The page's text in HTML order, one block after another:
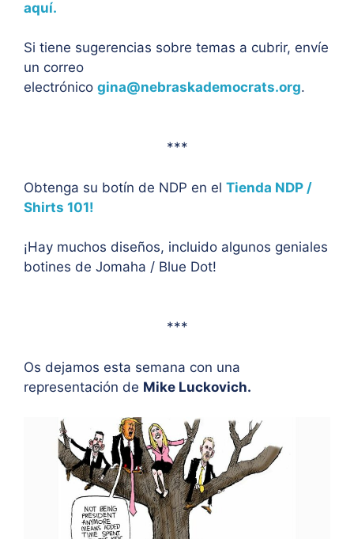
aquí.
Si tiene sugerencias sobre temas a cubrir, envíe
un correo
electrónico gina@nebraskademocrats.org.
***
Obtenga su botín de NDP en el Tienda NDP /
Shirts 101!
¡Hay muchos diseños, incluido algunos geniales
botines de Jomaha / Blue Dot!
***
Os dejamos esta semana con una
representación de Mike Luckovich.